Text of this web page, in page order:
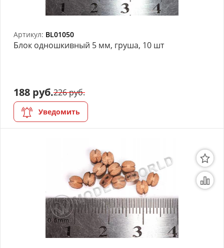
Артикул: BL01050
Блок одношкивный 5 мм, груша, 10 шт
188 руб.226 руб.
Уведомить